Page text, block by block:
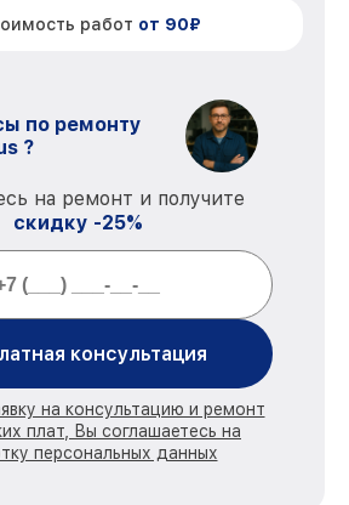
работ от 90₽
по ремонту
?
на ремонт и получите
скидку -25%
консультация
на консультацию и ремонт
плат, Вы соглашаетесь на
персональных данных